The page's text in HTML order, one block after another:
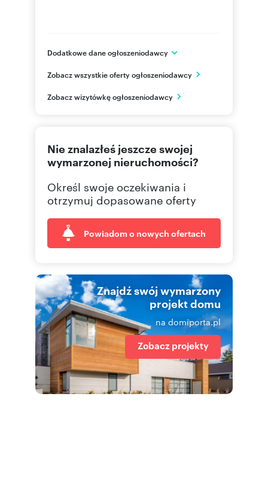
Dodatkowe dane ogłoszeniodawcy
Przemyśl
PL
Zobacz wszystkie oferty ogłoszeniodawcy
Zobacz wizytówkę ogłoszeniodawcy
Nie znalazłeś jeszcze swojej
wymarzonej nieruchomości?
Określ swoje oczekiwania i
otrzymuj dopasowane oferty
Powiadom o nowych ofertach
Znajdź swój wymarzony
projekt domu
na domiporta.pl
Zobacz projekty